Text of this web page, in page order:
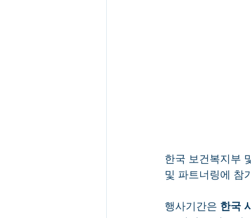
한국 보건복지부
및 파트너링에 참
행사기간은 한국